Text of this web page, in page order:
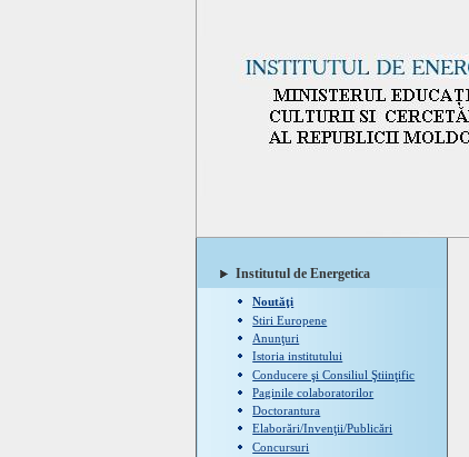
Institutul de Energetica
Noutăţi
Stiri Europene
Anunţuri
Istoria institutului
Conducere şi Consiliul Ştiinţific
Paginile colaboratorilor
Doctorantura
Elaborări/Invenţii/Publicări
Concursuri